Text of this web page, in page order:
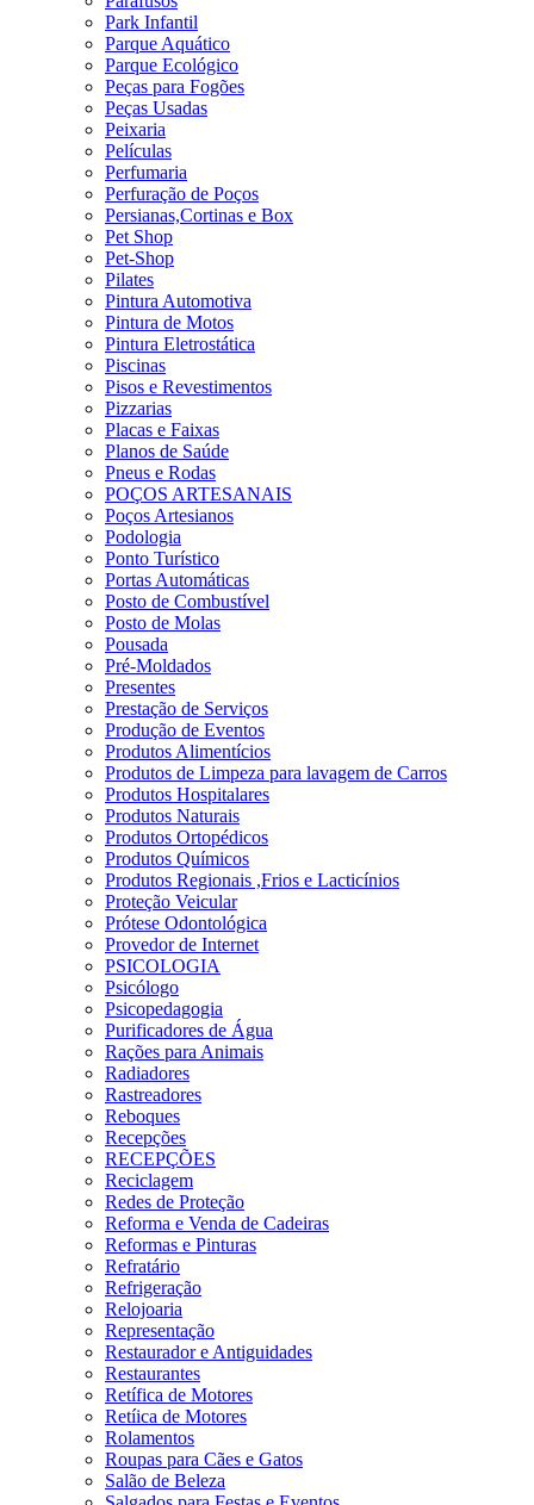
Park Infantil
Parque Aquático
Parque Ecológico
Peças para Fogões
Peças Usadas
Peixaria
Películas
Perfumaria
Perfuração de Poços
Persianas,Cortinas e Box
Pet Shop
Pet-Shop
Pilates
Pintura Automotiva
Pintura de Motos
Pintura Eletrostática
Piscinas
Pisos e Revestimentos
Pizzarias
Placas e Faixas
Planos de Saúde
Pneus e Rodas
POÇOS ARTESANAIS
Poços Artesianos
Podologia
Ponto Turístico
Portas Automáticas
Posto de Combustível
Posto de Molas
Pousada
Pré-Moldados
Presentes
Prestação de Serviços
Produção de Eventos
Produtos Alimentícios
Produtos de Limpeza para lavagem de Carros
Produtos Hospitalares
Produtos Naturais
Produtos Ortopédicos
Produtos Químicos
Produtos Regionais ,Frios e Lacticínios
Proteção Veicular
Prótese Odontológica
Provedor de Internet
PSICOLOGIA
Psicólogo
Psicopedagogia
Purificadores de Água
Rações para Animais
Radiadores
Rastreadores
Reboques
Recepções
RECEPÇÕES
Reciclagem
Redes de Proteção
Reforma e Venda de Cadeiras
Reformas e Pinturas
Refratário
Refrigeração
Relojoaria
Representação
Restaurador e Antiguidades
Restaurantes
Retífica de Motores
Retíica de Motores
Rolamentos
Roupas para Cães e Gatos
Salão de Beleza